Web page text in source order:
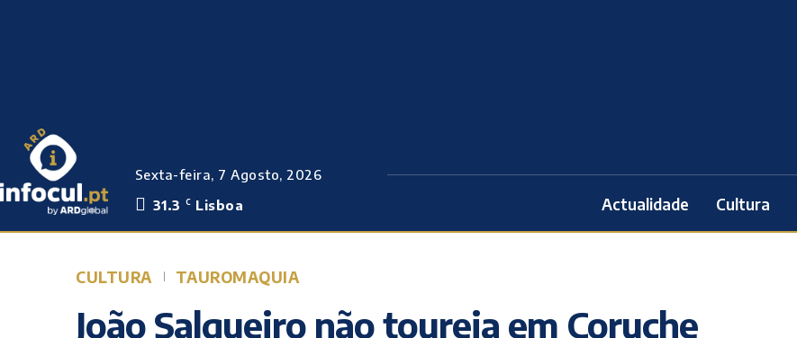
Sexta-feira, 7 Agosto, 2026
31.3
C Lisboa Actualidade Cultura
CULTURA TAUROMAQUIA
João Salgueiro não toureia em Coruche